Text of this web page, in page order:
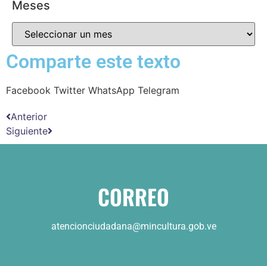
Meses
Comparte este texto
Facebook Twitter WhatsApp Telegram
Anterior
Siguiente
CORREO
atencionciudadana@mincultura.gob.ve